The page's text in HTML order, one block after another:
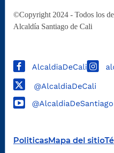
©Copyright 2024 - Todos los
Alcaldía Santiago de Cali
AlcaldiaDeCali
@AlcaldiaDeCali
PoliticasMapa del sitio